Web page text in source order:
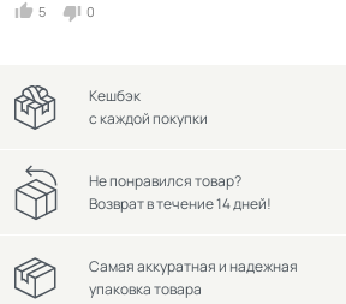
5 0
Кешбэк
с каждой покупки
Не понравился товар?
Возврат в течение 14 дней!
Самая аккуратная и надежная
упаковка товара